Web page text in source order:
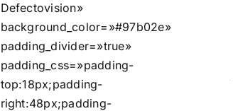
Defectovision»
background_color=»#97b02e»
padding_divider=»true»
padding_css=»padding-
top:18px;padding-
right:48px;padding-